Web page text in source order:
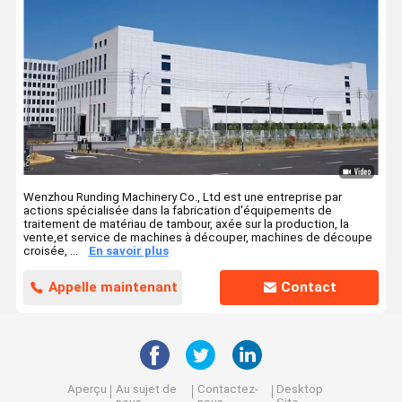
Wenzhou Runding Machinery Co., Ltd est une entreprise par
actions spécialisée dans la fabrication d'équipements de
traitement de matériau de tambour, axée sur la production, la
vente,et service de machines à découper, machines de découpe
croisée, ...
En savoir plus
Appelle maintenant Contact
Aperçu
Au sujet de
Contactez-
Desktop